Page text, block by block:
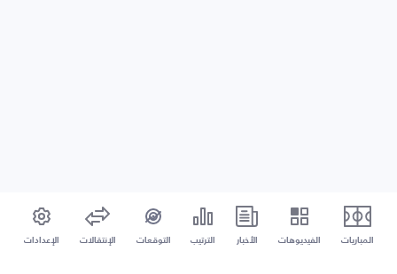
المباريات الفيديوهات الأخبار الترتيب التوقعات الإنتقالات الإعدادات